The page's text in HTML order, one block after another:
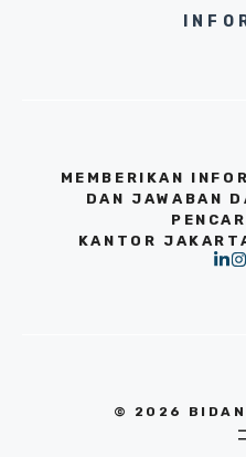
MEMBERIKAN
DAN JAWABAN
KANTOR
© 2026